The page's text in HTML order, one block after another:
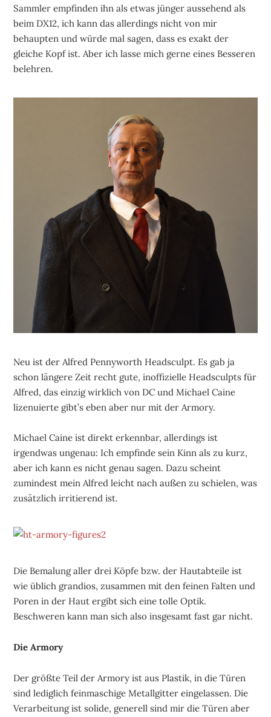
Sammler empfinden ihn als etwas jünger aussehend als
beim DX12, ich kann das allerdings nicht von mir
behaupten und würde mal sagen, dass es exakt der
gleiche Kopf ist. Aber ich lasse mich gerne eines Besseren
belehren.
Neu ist der Alfred Pennyworth Headsculpt. Es gab ja
schon längere Zeit recht gute, inoffizielle Headsculpts für
Alfred, das einzig wirklich von DC und Michael Caine
lizenuierte gibt’s eben aber nur mit der Armory.
Michael Caine ist direkt erkennbar, allerdings ist
irgendwas ungenau: Ich empfinde sein Kinn als zu kurz,
aber ich kann es nicht genau sagen. Dazu scheint
zumindest mein Alfred leicht nach außen zu schielen, was
zusätzlich irritierend ist.
Die Bemalung aller drei Köpfe bzw. der Hautabteile ist
wie üblich grandios, zusammen mit den feinen Falten und
Poren in der Haut ergibt sich eine tolle Optik.
Beschweren kann man sich also insgesamt fast gar nicht.
Die Armory
Der größte Teil der Armory ist aus Plastik, in die Türen
sind lediglich feinmaschige Metallgitter eingelassen. Die
Verarbeitung ist solide, generell sind mir die Türen aber